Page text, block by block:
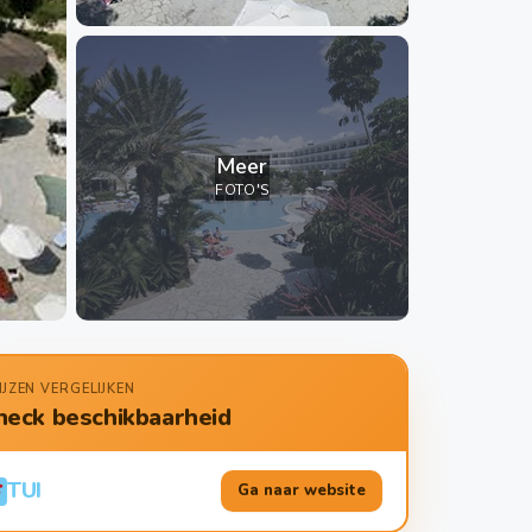
Meer
FOTO'S
VERGELIJKEN
beschikbaarheid
TUI Ga naar website